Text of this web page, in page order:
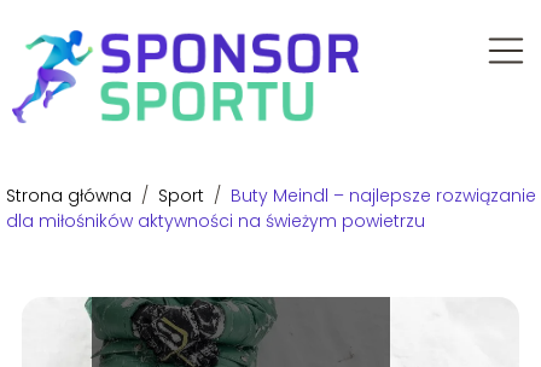
Strona główna / Sport / Buty Meindl – najlepsze rozwiązanie
dla miłośników aktywności na świeżym powietrzu